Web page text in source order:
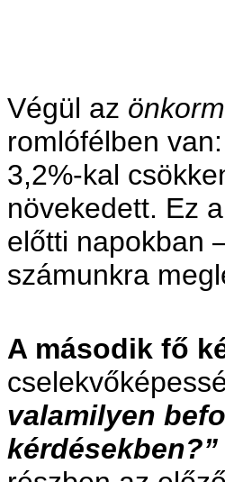
Végül az
romlófélben
3,2%-kal
növekedett. Ez
előtti napokban
számunkra
A második fő
valamilyen
kérdésekben?”